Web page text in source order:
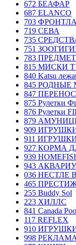
672 БЕАФАР
687 ELANCO
703
719 СЕВА
735
751
783
815 МИСКИ
840 Katsu
845 РОДНЫЕ
847
875 Рулетки
876 Рулетки
879
909 ИГРУШКИ
911
927 КОРМА
939
943
036 НЕСТЛЕ
465
255 Buddy Sol
223 ХИЛЛC
841 Canada
117 REFLEX
910 ИГРУШКИ
998 РЕКЛАМА